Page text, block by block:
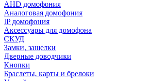
AHD домофония
Аналоговая домофония
IP домофония
Аксессуары для домофона
СКУД
Замки, защелки
Дверные доводчики
Кнопки
Браслеты, карты и брелоки